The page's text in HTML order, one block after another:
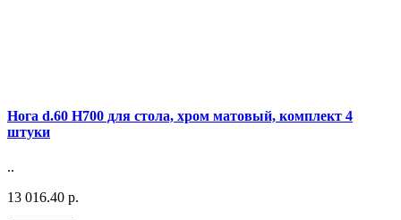
Нога d.60 Н700 для стола, хром матовый, комплект 4
штуки
..
13 016.40 р.